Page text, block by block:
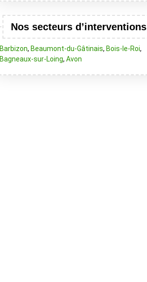
Nos secteurs d’interventions
Barbizon, Beaumont-du-Gâtinais, Bois-le-Roi,
Bagneaux-sur-Loing, Avon